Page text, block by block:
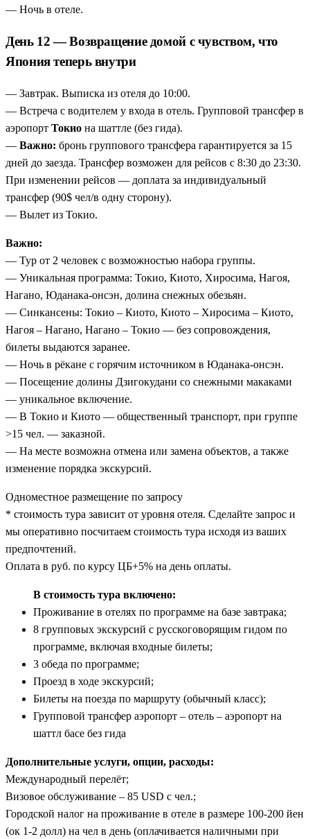
— Ночь в отеле.
День 12 — Возвращение домой с чувством, что
Япония теперь внутри
— Завтрак. Выписка из отеля до 10:00.
— Встреча с водителем у входа в отель. Групповой трансфер в
аэропорт Токио на шаттле (без гида).
— Важно: бронь группового трансфера гарантируется за 15
дней до заезда. Трансфер возможен для рейсов с 8:30 до 23:30.
При изменении рейсов — доплата за индивидуальный
трансфер (90$ чел/в одну сторону).
— Вылет из Токио.
Важно:
— Тур от 2 человек с возможностью набора группы.
— Уникальная программа: Токио, Киото, Хиросима, Нагоя,
Нагано, Юданака-онсэн, долина снежных обезьян.
— Синкансены: Токио – Киото, Киото – Хиросима – Киото,
Нагоя – Нагано, Нагано – Токио — без сопровождения,
билеты выдаются заранее.
— Ночь в рёкане с горячим источником в Юданака-онсэн.
— Посещение долины Дзигокудани со снежными макаками
— уникальное включение.
— В Токио и Киото — общественный транспорт, при группе
>15 чел. — заказной.
— На месте возможна отмена или замена объектов, а также
изменение порядка экскурсий.
Одноместное размещение по запросу
* стоимость тура зависит от уровня отеля. Сделайте запрос и
мы оперативно посчитаем стоимость тура исходя из ваших
предпочтений.
Оплата в руб. по курсу ЦБ+5% на день оплаты.
В стоимость тура включено:
Проживание в отелях по программе на базе завтрака;
8 групповых экскурсий с русскоговорящим гидом по
программе, включая входные билеты;
3 обеда по программе;
Проезд в ходе экскурсий;
Билеты на поезда по маршруту (обычный класс);
Групповой трансфер аэропорт – отель – аэропорт на
шаттл басе без гида
Дополнительные услуги, опции, расходы:
Международный перелёт;
Визовое обслуживание – 85 USD с чел.;
Городской налог на проживание в отеле в размере 100-200 йен
(ок 1-2 долл) на чел в день (оплачивается наличными при